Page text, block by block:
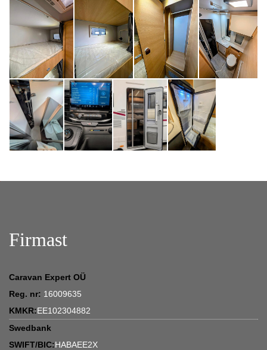
Firmast
Caravan Expert OÜ
Reg. nr: 16009635
KMKR:EE102304882
Swedbank
SWIFT/BIC:HABAEE2X